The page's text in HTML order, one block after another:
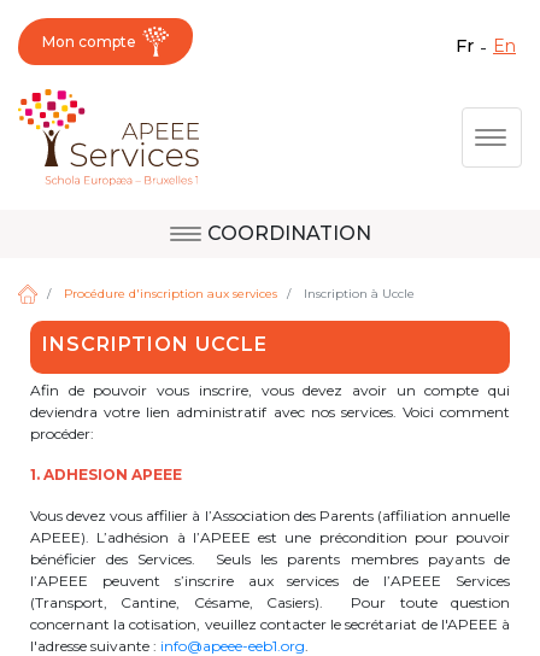
Aller
Fermer X
Question, avis,
demande, suggestion :
contactez le bon
service !
Activités périscolaires Berkendael
+32 (0)472 07 35 25
periscolaire.berkendael@apeee-bxl1-
services.be
BE91 3631 6790 0976
Mon compte fr en
COORDINATION
Site de Berkendael
Procédure d'inscription aux services Inscription à Uccle
INSCRIPTION UCCLE
Afin de pouvoir vous inscrire, vous devez avoir un compte qui
deviendra votre lien administratif avec nos services. Voici comment
procéder:
1. ADHESION APEEE
Vous devez vous affilier à l’Association des Parents (affiliation annuelle
APEEE). L’adhésion à l’APEEE est une précondition pour pouvoir
bénéficier des Services. Seuls les parents membres payants de
l’APEEE peuvent s’inscrire aux services de l’APEEE Services
(Transport, Cantine, Césame, Casiers). Pour toute question
concernant la cotisation, veuillez contacter le secrétariat de l'APEEE à
l'adresse suivante : info@apeee-eeb1.org.